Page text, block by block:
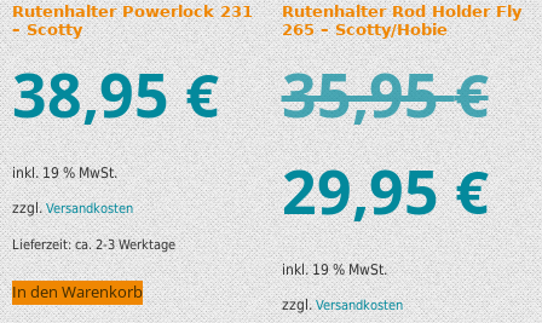
Rutenhalter Powerlock 231
– Scotty
38,95€
inkl. 19 % MwSt.
zzgl.Versandkosten
Lieferzeit:ca. 2-3 Werktage
In den Warenkorb
Rutenhalter Rod Holder Fly
265 – Scotty/Hobie
35,95€
29,95€
inkl. 19 % MwSt.
zzgl.Versandkosten